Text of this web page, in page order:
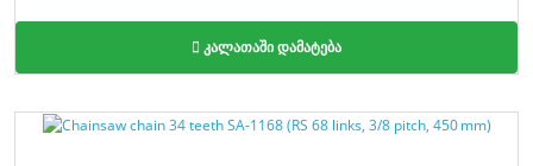
კალათაში დამატება